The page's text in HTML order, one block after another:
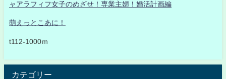
ャアラフィフ女子のめざせ！専業主婦！婚活計画編
萌えっとこあに！
t112-1000ｍ
カテゴリー